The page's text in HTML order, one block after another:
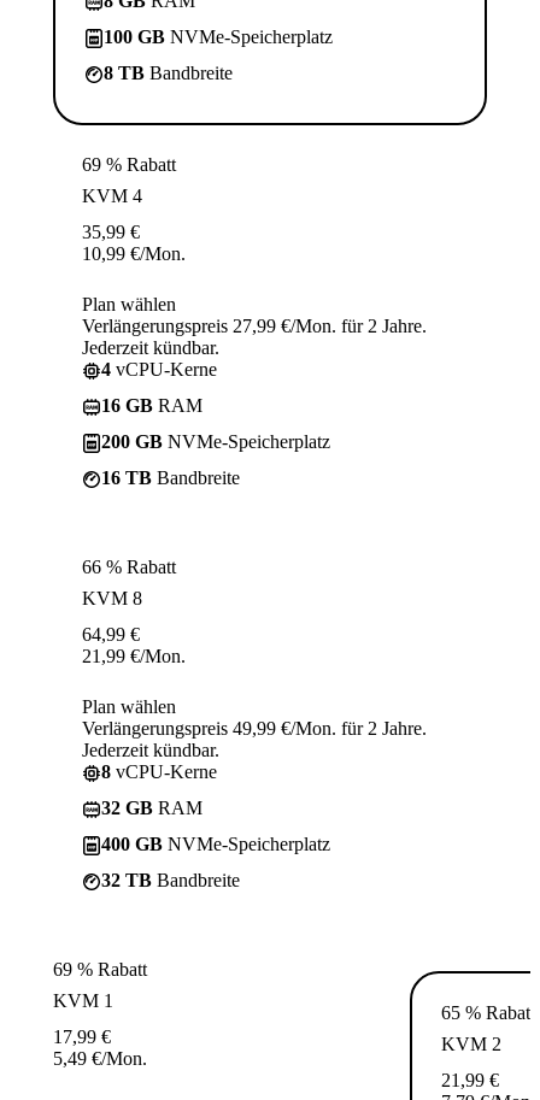
100 GB NVMe-Speicherplatz
8 TB Bandbreite
69 % Rabatt
KVM 4
35,99 €
10,99 €/Mon.
Plan wählen
Verlängerungspreis 27,99 €/Mon. für 2 Jahre.
Jederzeit kündbar.
4 vCPU-Kerne
16 GB RAM
200 GB NVMe-Speicherplatz
16 TB Bandbreite
66 % Rabatt
KVM 8
64,99 €
21,99 €/Mon.
Plan wählen
Verlängerungspreis 49,99 €/Mon. für 2 Jahre.
Jederzeit kündbar.
8 vCPU-Kerne
32 GB RAM
400 GB NVMe-Speicherplatz
32 TB Bandbreite
69 % Rabatt
KVM 1
17,99 €
5,49 €/Mon.
65 % Rabatt
KVM 2
21,99 €